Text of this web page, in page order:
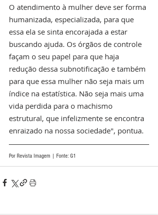
O atendimento à mulher deve ser forma
humanizada, especializada, para que
essa ela se sinta encorajada a estar
buscando ajuda. Os órgãos de controle
façam o seu papel para que haja
redução dessa subnotificação e também
para que essa mulher não seja mais um
índice na estatística. Não seja mais uma
vida perdida para o machismo
estrutural, que infelizmente se encontra
enraizado na nossa sociedade", pontua.
Por Revista Imagem | Fonte: G1